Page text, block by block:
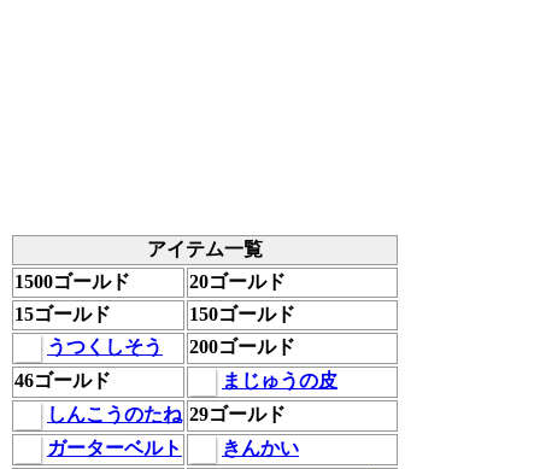
アイテム一覧
1500ゴールド
20ゴールド
15ゴールド
150ゴールド
うつくしそう
200ゴールド
46ゴールド
まじゅうの皮
しんこうのたね 29ゴールド
ガーターベルト
きんかい